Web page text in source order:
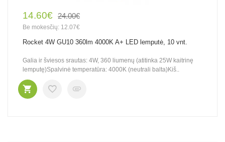
14.60€ 24.00€
Be mokesčių: 12.07€
Rocket 4W GU10 360lm 4000K A+ LED lemputė, 10 vnt.
Galia ir šviesos srautas: 4W, 360 liumenų (atitinka 25W kaitrinę
lemputę)Spalvinė temperatūra: 4000K (neutrali balta)Kiš..